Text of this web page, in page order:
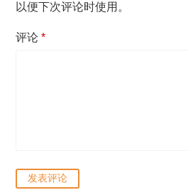
以便下次评论时使用。
评论*